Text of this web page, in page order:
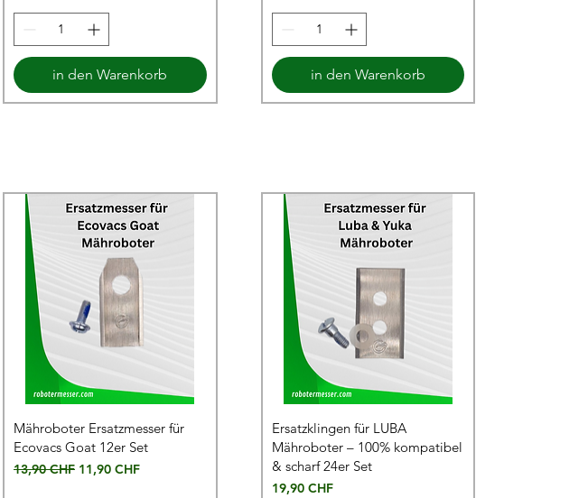
in den Warenkorb in den Warenkorb
Mähroboter Ersatzmesser für
Ecovacs Goat 12er Set
Standardpreis
13,90 CHF Sale-Preis
11,90 CHF
Ersatzklingen für LUBA
Mähroboter – 100% kompatibel
& scharf 24er Set
Preis
19,90 CHF